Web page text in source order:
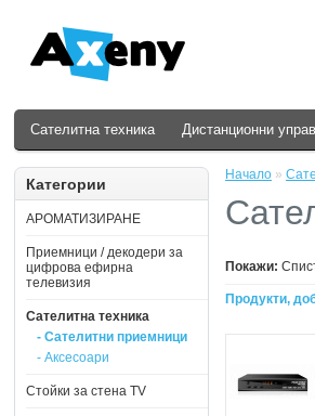
Сателитна техника Дистанционни
Категории
АРОМАТИЗИРАНЕ
Приемници / декодери за
цифрова ефирна
телевизия
Сателитна техника
- Сателитни приемници
- Аксесоари
Стойки за стена ТV
Начало »
Покажи:
Продукти,